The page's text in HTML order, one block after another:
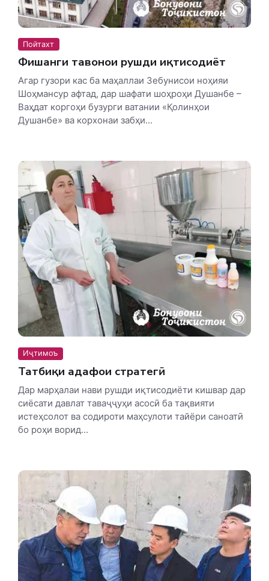
Пойтахт
Фишанги тавонои рушди иқтисодиёт
Агар гузори кас ба маҳаллаи Зебунисои ноҳияи
Шоҳмансур афтад, дар шафати шоҳроҳи Душанбе –
Ваҳдат коргоҳи бузурги ватании «Қолинҳои
Душанбе» ва корхонаи забҳи...
Иҷтимоъ
Татбиқи ҳадафҳои стратегӣ
Дар марҳалаи нави рушди иқтисодиёти кишвар дар
сиёсати давлат таваҷҷуҳи асосӣ ба тақвияти
истеҳсолот ва содироти маҳсулоти тайёри саноатӣ
бо роҳи ворид...